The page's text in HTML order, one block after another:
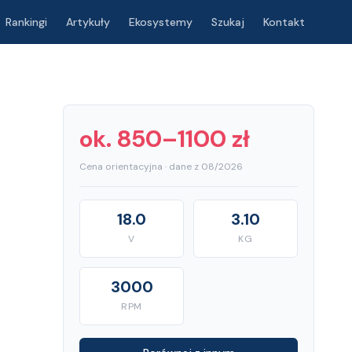
Rankingi Artykuły Ekosystemy Szukaj Kontakt
ok. 850–1100 zł
Cena orientacyjna · dane z 08/2026
18.0
V
3.10
KG
3000
RPM